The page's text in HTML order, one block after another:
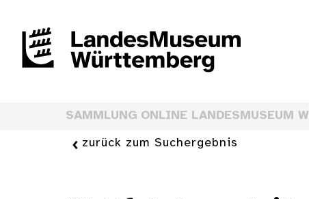
SAMMLUNG ONLINE LANDESMUSEUM
zurück zum Suchergebnis